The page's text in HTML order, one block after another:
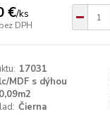
€/ks
bez DPH
17031
MDF s dýhou
0,09m2
Čierna